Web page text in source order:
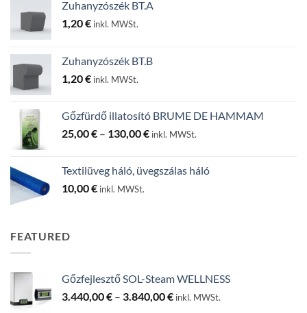
Zuhanyzószék BT.A
1,20€ inkl. MWSt.
Zuhanyzószék BT.B
1,20€ inkl. MWSt.
Gőzfürdő illatosító BRUME DE HAMMAM
25,00€ – 130,00€Ártartomány:
130,00 €
inkl. MWSt.
Textilüveg háló, üvegszálas háló
10,00€ inkl. MWSt.
FEATURED
Gőzfejlesztő SOL-Steam WELLNESS
3.440,00€ – 3.840,00€Ártartomány:
inkl. MWSt.